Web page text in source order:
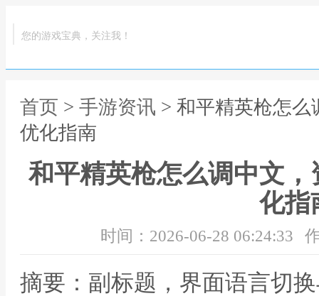
您的游戏宝典，关注我！
首页 > 手游资讯 > 和平精英枪怎
优化指南
和平精英枪怎么调中文
化指
时间：2026-06-28 06:24:33
摘要：副标题，界面语言切